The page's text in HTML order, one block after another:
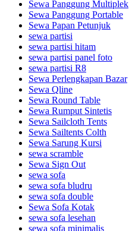
Sewa Panggung Multiplek
Sewa Panggung Portable
Sewa Papan Petunjuk
sewa partisi
sewa partisi hitam
sewa partisi panel foto
sewa partisi R8
Sewa Perlengkapan Bazar
Sewa Qline
Sewa Round Table
Sewa Rumput Sintetis
Sewa Sailcloth Tents
Sewa Sailtents Colth
Sewa Sarung Kursi
sewa scramble
Sewa Sign Out
sewa sofa
sewa sofa bludru
sewa sofa double
Sewa Sofa Kotak
sewa sofa lesehan
sewa sofa minimalis